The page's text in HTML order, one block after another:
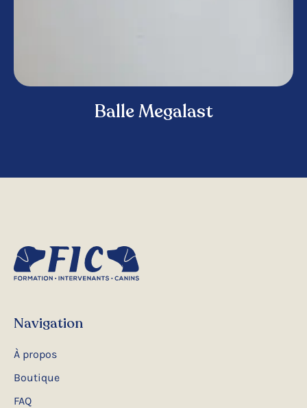
Balle Megalast
Navigation
À propos
Boutique
FAQ